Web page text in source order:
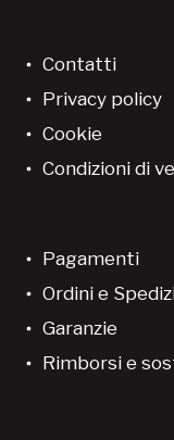
Contatti
Privacy policy
Cookie
Condizioni di
Pagamenti
Ordini e
Garanzie
Rimborsi e